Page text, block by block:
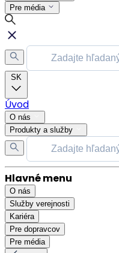
Pre média
SK
Úvod
O nás
Produkty a služby
Hlavné menu
O nás
Služby verejnosti
Kariéra
Pre dopravcov
Pre média